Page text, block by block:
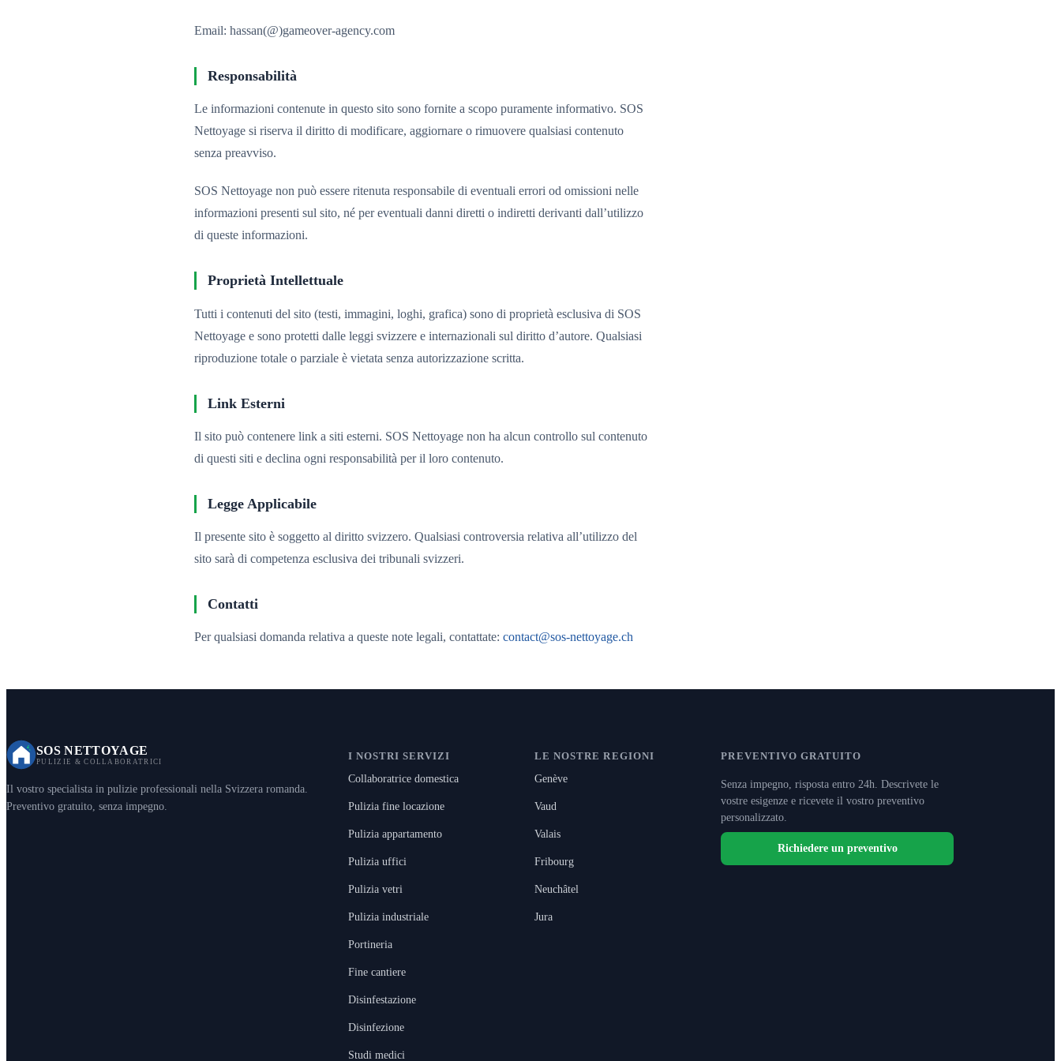
Email: hassan(@)gameover-agency.com
Responsabilità
Le informazioni contenute in questo sito sono fornite a scopo puramente informativo. SOS
Nettoyage si riserva il diritto di modificare, aggiornare o rimuovere qualsiasi contenuto
senza preavviso.
SOS Nettoyage non può essere ritenuta responsabile di eventuali errori od omissioni nelle
informazioni presenti sul sito, né per eventuali danni diretti o indiretti derivanti dall’utilizzo
di queste informazioni.
Proprietà Intellettuale
Tutti i contenuti del sito (testi, immagini, loghi, grafica) sono di proprietà esclusiva di SOS
Nettoyage e sono protetti dalle leggi svizzere e internazionali sul diritto d’autore. Qualsiasi
riproduzione totale o parziale è vietata senza autorizzazione scritta.
Link Esterni
Il sito può contenere link a siti esterni. SOS Nettoyage non ha alcun controllo sul contenuto
di questi siti e declina ogni responsabilità per il loro contenuto.
Legge Applicabile
Il presente sito è soggetto al diritto svizzero. Qualsiasi controversia relativa all’utilizzo del
sito sarà di competenza esclusiva dei tribunali svizzeri.
Contatti
Per qualsiasi domanda relativa a queste note legali, contattate: contact@sos-nettoyage.ch
SOS NETTOYAGE
PULIZIE & COLLABORATRICI
Il vostro specialista in pulizie professionali nella Svizzera romanda.
Preventivo gratuito, senza impegno.
I NOSTRI SERVIZI
Collaboratrice domestica
Pulizia fine locazione
Pulizia appartamento
Pulizia uffici
Pulizia vetri
Pulizia industriale
Portineria
Fine cantiere
Disinfestazione
Disinfezione
Studi medici
LE NOSTRE REGIONI
Genève
Vaud
Valais
Fribourg
Neuchâtel
Jura
PREVENTIVO GRATUITO
Senza impegno, risposta entro 24h. Descrivete le
vostre esigenze e ricevete il vostro preventivo
personalizzato.
Richiedere un preventivo